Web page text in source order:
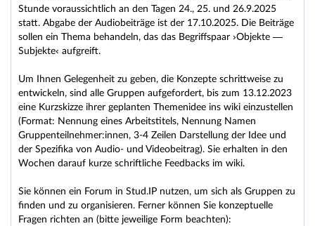
Stunde voraussichtlich an den Tagen 24., 25. und 26.9.2025
statt. Abgabe der Audiobeiträge ist der 17.10.2025. Die Beiträge
sollen ein Thema behandeln, das das Begriffspaar ›Objekte —
Subjekte‹ aufgreift.
Um Ihnen Gelegenheit zu geben, die Konzepte schrittweise zu
entwickeln, sind alle Gruppen aufgefordert, bis zum 13.12.2023
eine Kurzskizze ihrer geplanten Themenidee ins wiki einzustellen
(Format: Nennung eines Arbeitstitels, Nennung Namen
Gruppenteilnehmer:innen, 3-4 Zeilen Darstellung der Idee und
der Spezifika von Audio- und Videobeitrag). Sie erhalten in den
Wochen darauf kurze schriftliche Feedbacks im wiki.
Sie können ein Forum in Stud.IP nutzen, um sich als Gruppen zu
finden und zu organisieren. Ferner können Sie konzeptuelle
Fragen richten an (bitte jeweilige Form beachten):